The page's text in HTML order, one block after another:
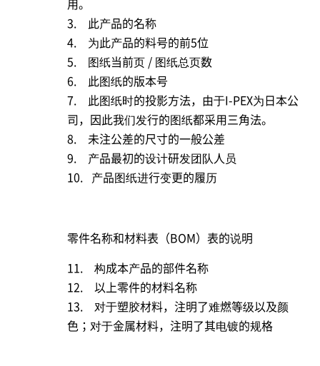
用。
3. 此产品的名称
4. 为此产品的料号的前5位
5. 图纸当前页 / 图纸总页数
6. 此图纸的版本号
7. 此图纸时的投影方法，由于I-PEX为日本公
司，因此我们发行的图纸都采用三角法。
8. 未注公差的尺寸的一般公差
9. 产品最初的设计研发团队人员
10. 产品图纸进行变更的履历
零件名称和材料表（BOM）表的说明
11. 构成本产品的部件名称
12. 以上零件的材料名称
13. 对于塑胶材料，注明了难燃等级以及颜
色；对于金属材料，注明了其电镀的规格